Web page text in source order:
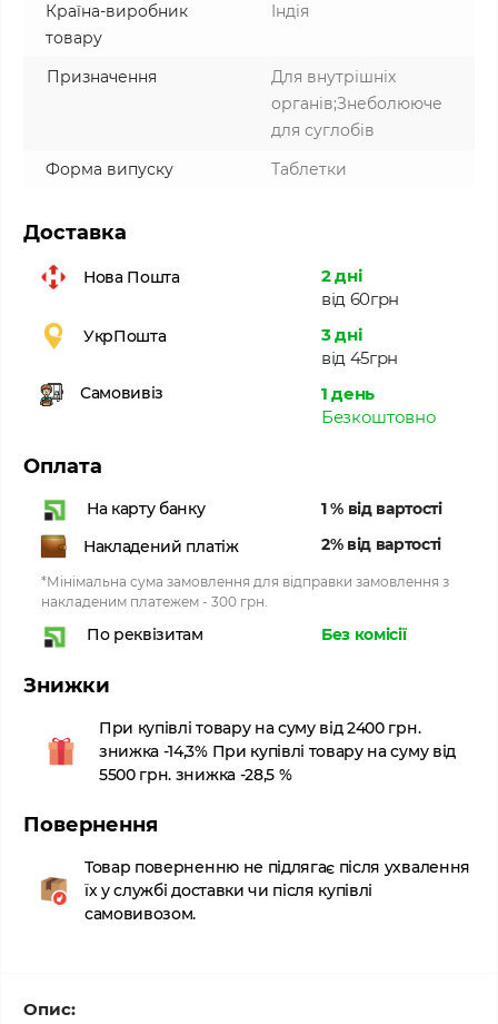
Країна-виробник
товару
Індія
Призначення
Для внутрішніх
органів;Знеболююче
для суглобів
Форма випуску
Таблетки
Доставка
Нова Пошта
2 дні
від 60грн
УкрПошта
3 дні
від 45грн
Самовивіз
1 день
Безкоштовно
Оплата
На карту банку
1 % від вартості
Накладений платіж
2% від вартості
*Мінімальна сума замовлення для відправки замовлення з
накладеним платежем - 300 грн.
По реквізитам Без комісії
Знижки
При купівлі товару на суму від 2400 грн.
знижка -14,3% При купівлі товару на суму від
5500 грн. знижка -28,5 %
Повернення
Товар поверненню не підлягає після ухвалення
їх у службі доставки чи після купівлі
самовивозом.
Опис: